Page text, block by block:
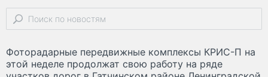
Фоторадарные передвижные комплексы КРИС-П на
этой неделе продолжат свою работу на ряде